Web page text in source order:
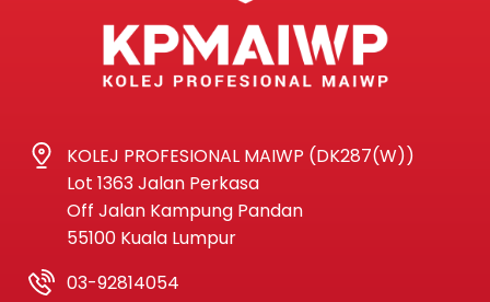
KOLEJ PROFESIONAL MAIWP (DK287(W))
Lot 1363 Jalan Perkasa
Off Jalan Kampung Pandan
55100 Kuala Lumpur
03-92814054